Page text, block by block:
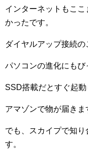
インターネットもこ
かったです。
ダイヤルアップ接続の
パソコンの進化にもび
SSD搭載だとすぐ起動
アマゾンで物が届きま
でも、スカイプで知
す。